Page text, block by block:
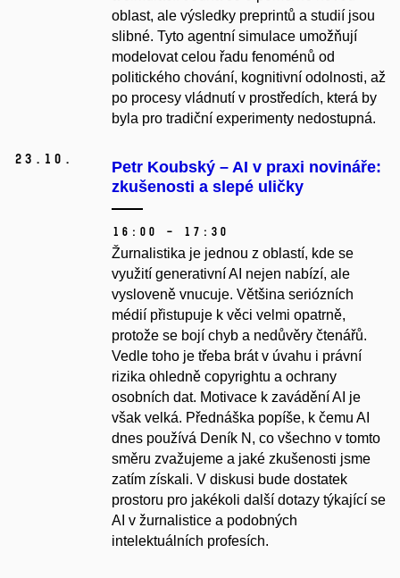
oblast, ale výsledky preprintů a studií jsou
slibné. Tyto agentní simulace umožňují
modelovat celou řadu fenoménů od
politického chování, kognitivní odolnosti, až
po procesy vládnutí v prostředích, která by
byla pro tradiční experimenty nedostupná.
23. 10.
Petr Koubský – AI v praxi novináře:
zkušenosti a slepé uličky
16:00 – 17:30
Žurnalistika je jednou z oblastí, kde se
využití generativní AI nejen nabízí, ale
vysloveně vnucuje. Většina seriózních
médií přistupuje k věci velmi opatrně,
protože se bojí chyb a nedůvěry čtenářů.
Vedle toho je třeba brátv úvahu i právní
rizika ohledně copyrightu a ochrany
osobních dat. Motivace k zavádění AI je
však velká. Přednáška popíše, k čemu AI
dnes používá Deník N, co všechno v tomto
směru zvažujeme a jaké zkušenosti jsme
zatím získali. V diskusi bude dostatek
prostoru pro jakékoli další dotazy týkající se
AI v žurnalistice a podobných
intelektuálních profesích.